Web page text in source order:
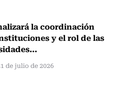
la coordinación
y el rol de las
de julio de 2026